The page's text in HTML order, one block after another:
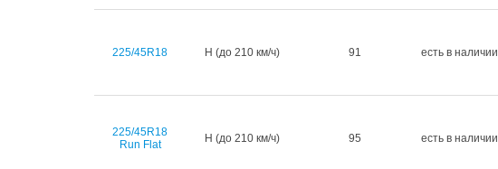
225/45R18 H (до 210 км/ч) 91 есть в наличии
225/45R18
Run Flat
H (до 210 км/ч) 95 есть в наличии